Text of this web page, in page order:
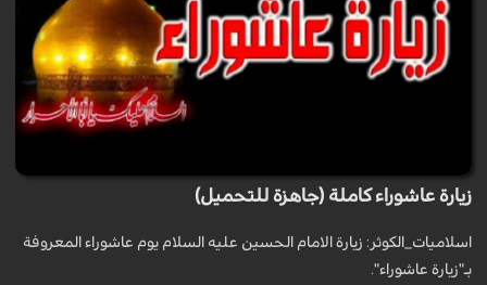
زيارة عاشوراء كاملة (جاهزة للتحميل)
اسلاميات_الكوثر: زيارة الامام الحسين عليه السلام يوم عاشوراء المعروفة
بـ"زيارة عاشوراء".